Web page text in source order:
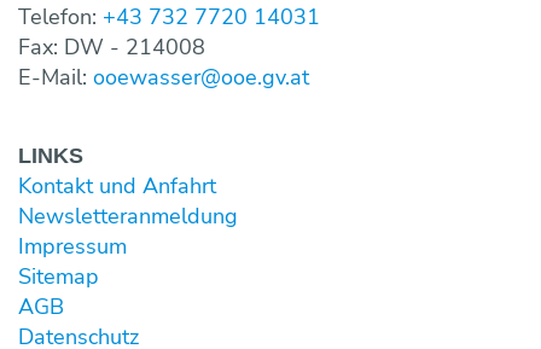
Telefon: +43 732 7720 14031
Fax: DW - 214008
E-Mail: ooewasser@ooe.gv.at
LINKS
Kontakt und Anfahrt
Newsletter­anmeldung
Impressum
Sitemap
AGB
Datenschutz